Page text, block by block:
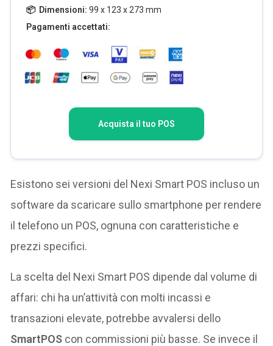
📦 Dimensioni:99 x 123 x 273 mm
Pagamenti accettati:
Acquista il tuo POS
Esistono sei versioni del Nexi Smart POS incluso un
software da scaricare sullo smartphone per rendere
il telefono un POS, ognuna con caratteristiche e
prezzi specifici.
La scelta del Nexi Smart POS dipende dal volume di
affari: chi ha un’attività con molti incassi e
transazioni elevate, potrebbe avvalersi dello
SmartPOS con commissioni più basse. Se invece il